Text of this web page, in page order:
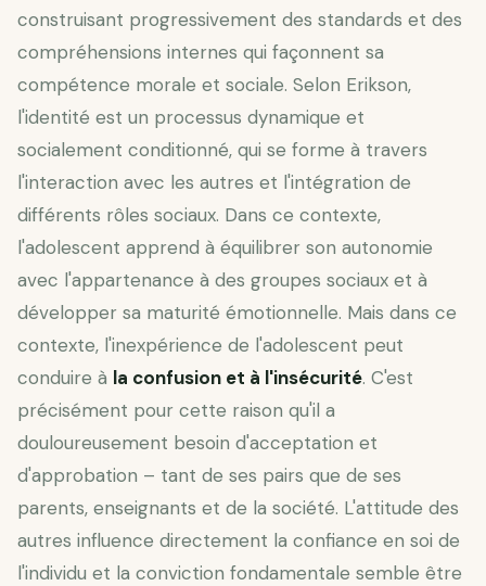
construisant progressivement des standards et des
compréhensions internes qui façonnent sa
compétence morale et sociale. Selon Erikson,
l'identité est un processus dynamique et
socialement conditionné, qui se forme à travers
l'interaction avec les autres et l'intégration de
différents rôles sociaux. Dans ce contexte,
l'adolescent apprend à équilibrer son autonomie
avec l'appartenance à des groupes sociaux et à
développer sa maturité émotionnelle. Mais dans ce
contexte, l'inexpérience de l'adolescent peut
conduire à la confusion et à l'insécurité. C'est
précisément pour cette raison qu'il a
douloureusement besoin d'acceptation et
d'approbation – tant de ses pairs que de ses
parents, enseignants et de la société. L'attitude des
autres influence directement la confiance en soi de
l'individu et la conviction fondamentale semble être